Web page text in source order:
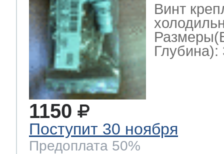
Винт
Глубина):
1150
Поступит 30 ноября
Предоплата 50%